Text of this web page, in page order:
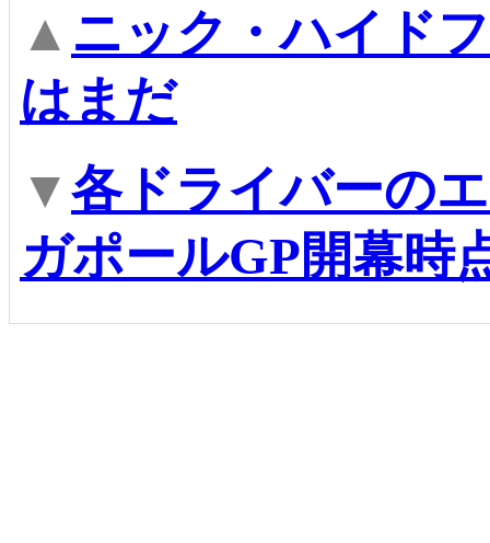
▲ ニック・ハイド
はまだ
▼各ドライバーの
ガポールGP開幕時